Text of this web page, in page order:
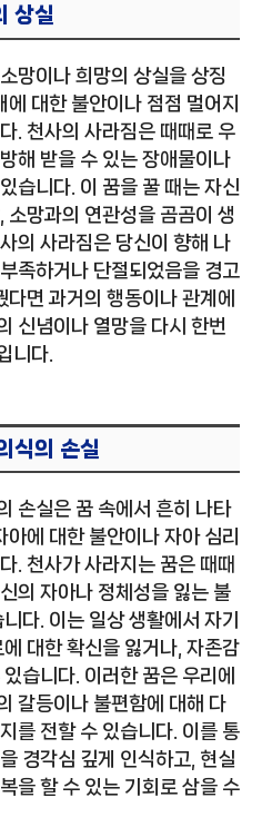
상실
망이나 희망의 상실을 상징
대한 불안이나 점점 멀어지
. 천사의 사라짐은 때때로 우
해 받을 수 있는 장애물이나
습니다. 이 꿈을 꿀 때는 자신
소망과의 연관성을 곰곰이 생
의 사라짐은 당신이 향해 나
족하거나 단절되었음을 경고
면 과거의 행동이나 관계에
신념이나 열망을 다시 한번
니다.
식의 손실
손실은 꿈 속에서 흔히 나타
에 대한 불안이나 자아 심리
. 천사가 사라지는 꿈은 때때
의 자아나 정체성을 잃는 불
다. 이는 일상 생활에서 자기
대한 확신을 잃거나, 자존감
습니다. 이러한 꿈은 우리에
갈등이나 불편함에 대해 다
를 전할 수 있습니다. 이를 통
경각심 깊게 인식하고, 현실
을 할 수 있는 기회로 삼을 수